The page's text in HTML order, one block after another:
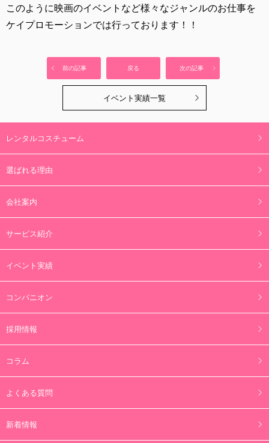
このように映画のイベントなど様々なジャンルのお仕事を
ケイプロモーションでは行っております！！
前の記事 戻る 次の記事
イベント実績一覧
レンタルコスチューム
選ばれる理由
会社案内
サービス紹介
イベント実績
コンパニオン
採用情報
コラム
よくある質問
新着情報